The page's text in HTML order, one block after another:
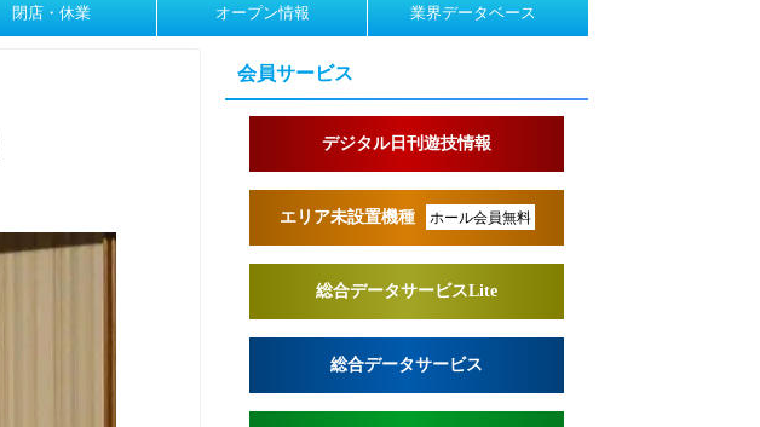
閉店・休業 オープン情報 業界データベース
会員サービス
デジタル日刊遊技情報
エリア未設置機種 ホール会員無料
総合データサービスLite
総合データサービス